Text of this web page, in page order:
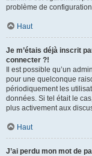
problème de
Haut
Je m’étais déjà inscrit
connecter ?!
Il est possible qu’un
pour une quelconque
périodiquement les
données. Si tel était le
plus activement aux
Haut
J’ai perdu mon mot de